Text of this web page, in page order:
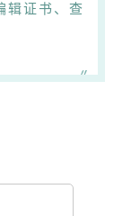
辑证书、查